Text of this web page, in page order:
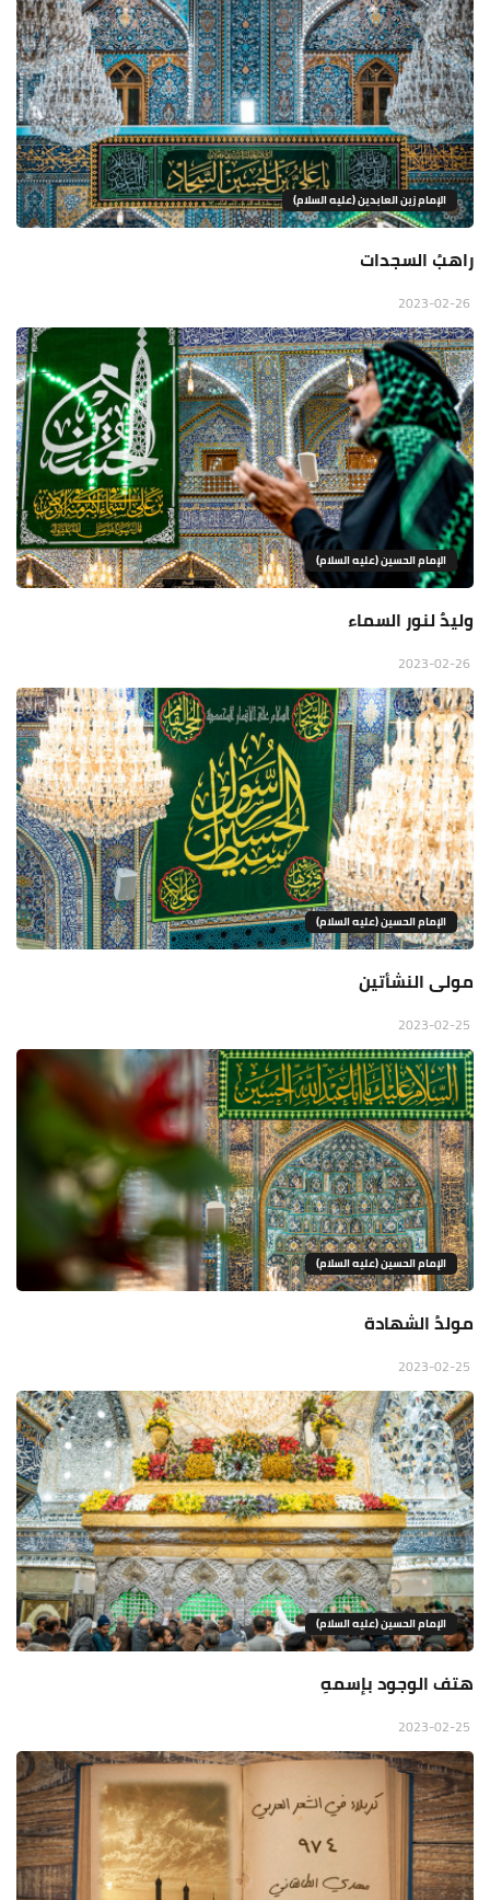
الإمام زين العابدين (عليه السلام)
راهبُ السجدات
الإمام الحسين (عليه السلام)
وليدٌ لنور السماء
الإمام الحسين (عليه السلام)
مولى النشأتين
الإمام الحسين (عليه السلام)
مولدُ الشهادة
الإمام الحسين (عليه السلام)
هتف الوجود بإسمهِ